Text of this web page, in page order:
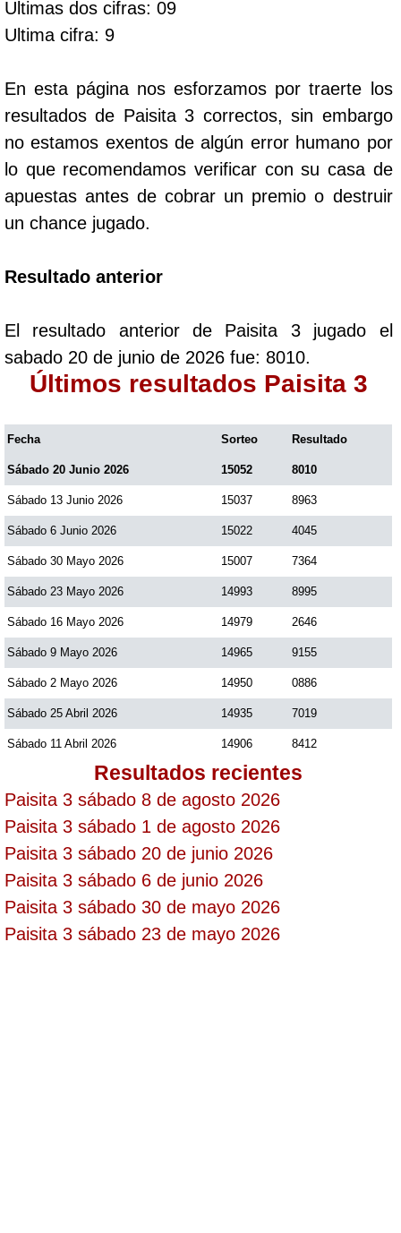
Dorado Mañana
Dorado Tarde
Dorado Noche
Fantástica Día
Motilon Noche
Paisita Día
Paisita Noche
Paisita 3
Pick 3 Día
Pick 3 Noche
Pick 4 Día
Pick 4 Noche
Pijao de Oro
Saman de la suerte
Sinuano Día
Ultimas dos cifras: 09
Ultima cifra: 9
En esta página nos esforzamos por traerte los
resultados de Paisita 3 correctos, sin embargo
no estamos exentos de algún error humano por
lo que recomendamos verificar con su casa de
apuestas antes de cobrar un premio o destruir
un chance jugado.
Resultado anterior
El resultado anterior de Paisita 3 jugado el
sabado 20 de junio de 2026 fue: 8010.
Últimos resultados Paisita 3
Fecha Sorteo Resultado
Sábado 20 Junio 2026 15052 8010
Sábado 13 Junio 2026 15037 8963
Sábado 6 Junio 2026 15022 4045
Sábado 30 Mayo 2026 15007 7364
Sábado 23 Mayo 2026 14993 8995
Sábado 16 Mayo 2026 14979 2646
Sábado 9 Mayo 2026 14965 9155
Sábado 2 Mayo 2026 14950 0886
Sábado 25 Abril 2026 14935 7019
Sábado 11 Abril 2026 14906 8412
Resultados recientes
Paisita 3 sábado 8 de agosto 2026
Paisita 3 sábado 1 de agosto 2026
Paisita 3 sábado 20 de junio 2026
Paisita 3 sábado 6 de junio 2026
Paisita 3 sábado 30 de mayo 2026
Paisita 3 sábado 23 de mayo 2026